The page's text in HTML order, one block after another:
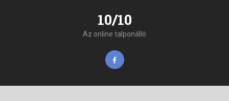
10/10
Az online talponálló